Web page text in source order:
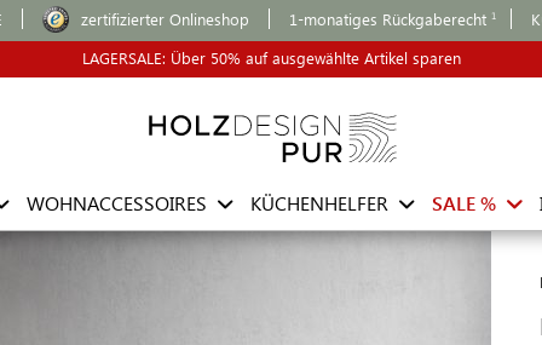
zertifizierter Onlineshop 1-monatiges Rückgaberecht
LAGERSALE: Über 50% auf ausgewählte Artikel sparen
WOHNACCESSOIRES KÜCHENHELFER SALE %